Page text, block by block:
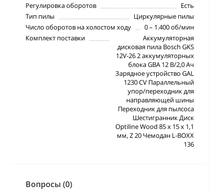
Регулировка оборотов
Есть
Тип пилы
Циркулярные пилы
Число оборотов на холостом ходу
0 – 1.400 об/мин
Комплект поставки
Аккумуляторная
дисковая пила Bosch GKS
12V-26 2 аккумуляторных
блока GBA 12 В/2,0 Ач
Зарядное устройство GAL
1230 CV Параллельный
упор/переходник для
направляющей шины
Переходник для пылсоса
Шестигранник Диск
Optiline Wood 85 x 15 x 1,1
мм, Z 20 Чемодан L-BOXX
136
Вопросы (0)